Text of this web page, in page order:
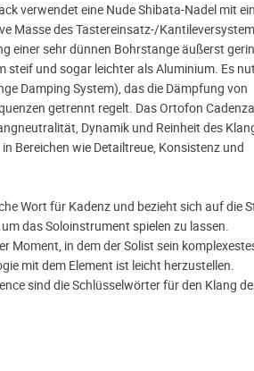
verwendet eine Nude Shibata-Nadel mit
Masse des Tastereinsatz-/
einer sehr dünnen Bohrstange äußerst
steif und sogar leichter als Aluminium. Es
Damping System), das die Dämpfung von
getrennt regelt. Das Ortofon Cadenza
Dynamik und Reinheit des
Bereichen wie Detailtreue, Konsistenz und
Wort für Kadenz und bezieht sich auf die
das Soloinstrument spielen zu lassen.
Moment, in dem der Solist sein
mit dem Element ist leicht herzustellen.
sind die Schlüsselwörter für den Klang